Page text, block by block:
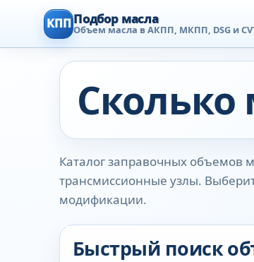
КПП Подбор масла
Объем масла в АКПП, МКПП, DSG и
Сколько
Каталог заправочных объемов
трансмиссионные узлы.
модификации.
Быстрый поиск